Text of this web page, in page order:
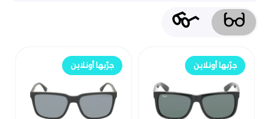
جرّبها أونلاين جرّبها أونلاين
جرّب أونلاين جرّب أونلاين